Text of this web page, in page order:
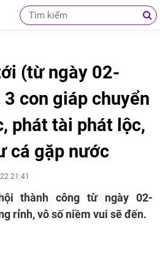
(từ ngày 02-
con giáp chuyển
phát tài phát lộc,
cá gặp nước
21:41
thành công từ ngày 02-
rỉnh, vô số niềm vui sẽ đến.